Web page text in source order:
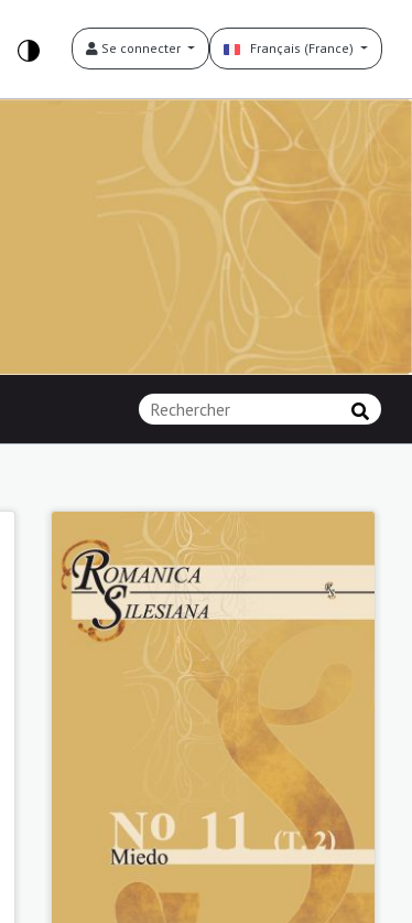
Se connecter Français (France)